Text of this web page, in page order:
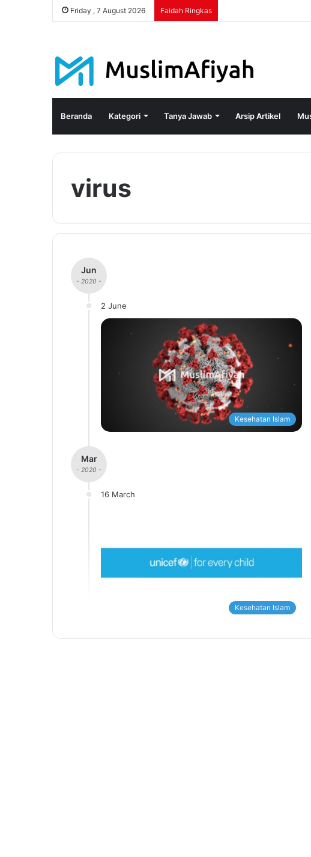
Friday , 7 August 2026 Faidah Ringkas
Beranda Kategori Tanya Jawab Arsip Artikel
virus
Jun
- 2020 -
2 June
Kesehatan Islam
Mar
- 2020 -
16 March
Kesehatan Islam